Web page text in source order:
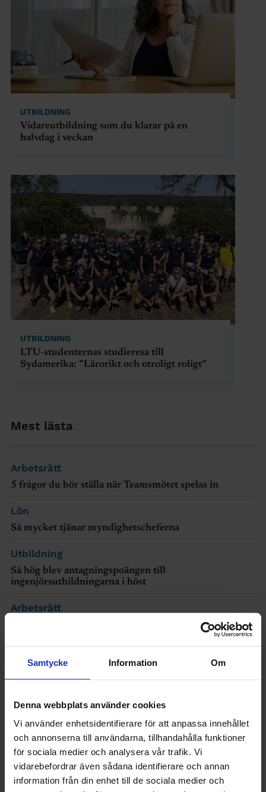
Samtycke Information Om
Denna webbplats använder cookies
Vi använder enhetsidentifierare för att anpassa innehållet
och annonserna till användarna, tillhandahålla funktioner
för sociala medier och analysera vår trafik. Vi
vidarebefordrar även sådana identifierare och annan
information från din enhet till de sociala medier och
Mest lästa
Arbetsrätt
5 frågor du bör ställa när Teamsmötet spelas in
Lön
Så mycket tjänar myndighetscheferna
Utbildning
Så hög blev antagningspoängen till
ingenjörsutbildningarna i höst
Arbetsrätt
Ingenjören
Här kan du testa ditt IQ – om du vågar
Lediga ingenjörsjobb
Visa platsannonser
UTBILDNING
Vidareutbildning som du klarar på en
halvdag i veckan
UTBILDNING
LTU-studenternas studieresa till
Sydamerika: ”Lärorikt och otroligt roligt”